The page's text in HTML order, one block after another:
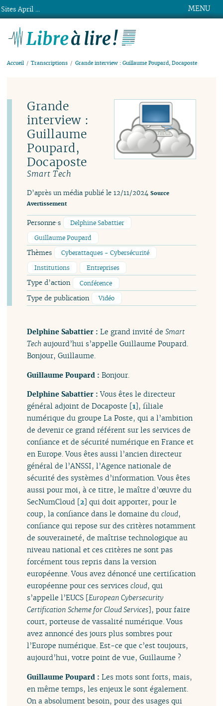
MENU
Accueil Transcriptions Grande interview : Guillaume Poupard, Docaposte
Grande
interview :
Guillaume
Poupard,
Docaposte
Smart Tech
D’après un média publié le 12/11/2024 Source
Avertissement
Personne·s
Delphine Sabattier
Guillaume Poupard
Thèmes
Cyberattaques - Cybersécurité
Institutions
Entreprises
Type d’action Conférence
Type de publication Vidéo
Delphine Sabattier :Le grand invité deSmart
Tech aujourd’hui s’appelle Guillaume Poupard.
Bonjour, Guillaume.
Guillaume Poupard :Bonjour.
Delphine Sabattier :Vous êtes le directeur
général adjoint de Docaposte [1], filiale
numérique du groupe La Poste, qui a l’ambition
de devenir ce grand référent sur les services de
confiance et de sécurité numérique en France et
en Europe. Vous êtes aussi l’ancien directeur
général de l’ANSSI, l’Agence nationale de
sécurité des systèmes d’information. Vous êtes
aussi pour moi, à ce titre, le maître d’œuvre du
SecNumCloud [2] qui doit apporter, pour le
coup, la confiance dans le domaine ducloud,
confiance qui repose sur des critères notamment
de souveraineté, de maîtrise technologique au
niveau national et ces critères ne sont pas
forcément tous repris dans la version
européenne. Vous avez dénoncé une certification
européenne pour ces servicescloud, qui
s’appelle l’EUCS [European Cybersecurity
Certification Scheme for Cloud Services], pour faire
court, porteuse de vassalité numérique. Vous
avez annoncé des jours plus sombres pour
l’Europe numérique. Est-ce que c’est toujours,
aujourd’hui, votre point de vue, Guillaume ?
Guillaume Poupard :Les mots sont forts, mais,
en même temps, les enjeux le sont également.
On a absolument besoin, pour des usages qui
Sites April ...